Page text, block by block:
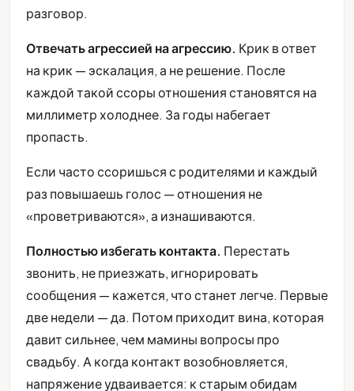
разговор.
Отвечать агрессией на агрессию. Крик в ответ
на крик — эскалация, а не решение. После
каждой такой ссоры отношения становятся на
миллиметр холоднее. За годы набегает
пропасть.
Если часто ссоришься с родителями и каждый
раз повышаешь голос — отношения не
«проветриваются», а изнашиваются.
Полностью избегать контакта. Перестать
звонить, не приезжать, игнорировать
сообщения — кажется, что станет легче. Первые
две недели — да. Потом приходит вина, которая
давит сильнее, чем мамины вопросы про
свадьбу. А когда контакт возобновляется,
напряжение удваивается: к старым обидам